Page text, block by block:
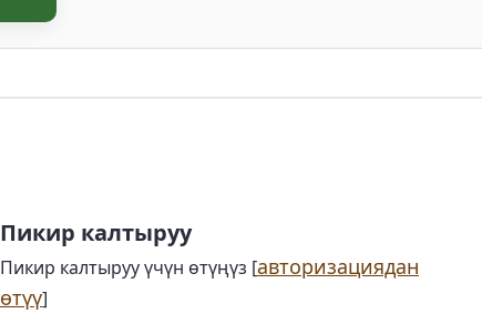
Пикир калтыруу
Пикир калтыруу үчүн өтүңүз [авторизациядан
өтүү]